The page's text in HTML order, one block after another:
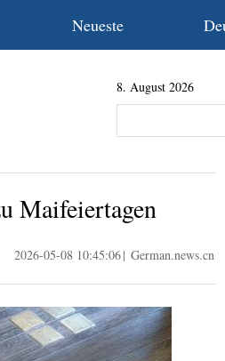
Neueste
8. August 2026
Maifeiertagen
2026-05-08 10:45:06| German.news.cn